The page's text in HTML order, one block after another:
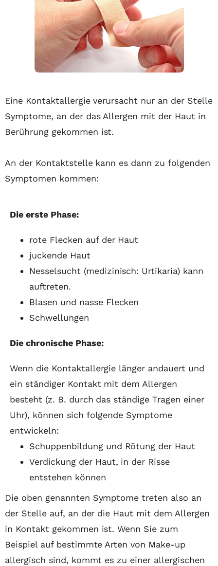
Eine Kontaktallergie verursacht nur an der Stelle
Symptome, an der das Allergen mit der Haut in
Berührung gekommen ist.
An der Kontaktstelle kann es dann zu folgenden
Symptomen kommen:
Die erste Phase:
rote Flecken auf der Haut
juckende Haut
Nesselsucht (medizinisch: Urtikaria) kann
auftreten.
Blasen und nasse Flecken
Schwellungen
Die chronische Phase:
Wenn die Kontaktallergie länger andauert und
ein ständiger Kontakt mit dem Allergen
besteht (z. B. durch das ständige Tragen einer
Uhr), können sich folgende Symptome
entwickeln:
Schuppenbildung und Rötung der Haut
Verdickung der Haut, in der Risse
entstehen können
Die oben genannten Symptome treten also an
der Stelle auf, an der die Haut mit dem Allergen
in Kontakt gekommen ist. Wenn Sie zum
Beispiel auf bestimmte Arten von Make-up
allergisch sind, kommt es zu einer allergischen